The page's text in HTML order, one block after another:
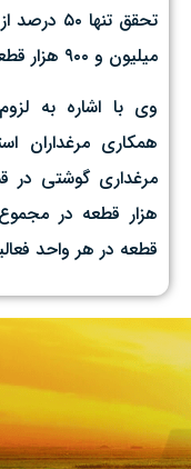
تحقق
میلیون و ۹۰۰ هزار قطعه فراهم خواهد شد.
وی با اشاره به
قطعه در هر واحد